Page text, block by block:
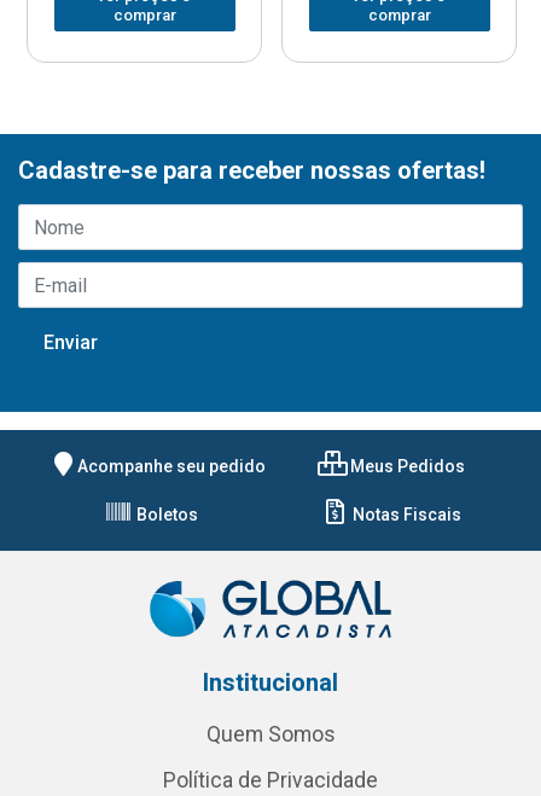
comprar
comprar
Cadastre-se para receber nossas ofertas!
Acompanhe seu pedido Meus Pedidos
Boletos Notas Fiscais
Institucional
Quem Somos
Política de Privacidade